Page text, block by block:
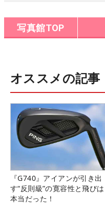
写真館TOP
オススメの記事
『G740』アイアンが引き出
す“反則級”の寛容性と飛びは
本当だった！